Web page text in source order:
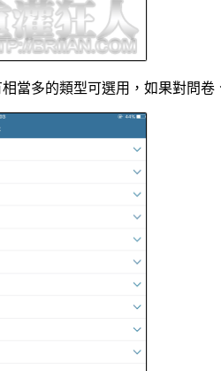
當多的類型可選用，如果對問